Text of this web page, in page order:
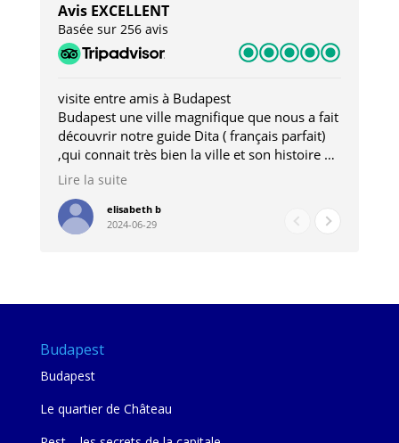
Avis EXCELLENT
Basée sur 256 avis
visite entre amis à Budapest
Budapest une ville magnifique que nous a fait
découvrir notre guide Dita ( français parfait)
,qui connait très bien la ville et son histoire et
qui nous a permis d'accéder à des lieux
pour les restaurants . A la fin de notre séjour
nous étions plus avec une amie qu' une guide
Lire la suite
elisabeth b
2024-06-29
Budapest
Budapest
Le quartier de Château